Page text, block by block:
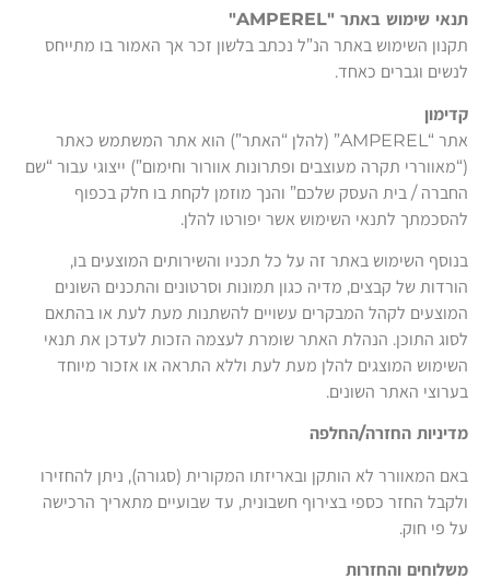
תנאי שימוש באתר "AMPEREL"
תקנון השימוש באתר הנ”ל נכתב בלשון זכר אך האמור בו מתייחס
לנשים וגברים כאחד.
קדימון
אתר “AMPEREL” (להלן “האתר”) הוא אתר המשתמש כאתר
(“מאווררי תקרה מעוצבים ופתרונות אוורור וחימום”) ייצוגי עבור “שם
החברה / בית העסק שלכם” והנך מוזמן לקחת בו חלק בכפוף
להסכמתך לתנאי השימוש אשר יפורטו להלן.
בנוסף השימוש באתר זה על כל תכניו והשירותים המוצעים בו,
הורדות של קבצים, מדיה כגון תמונות וסרטונים והתכנים השונים
המוצעים לקהל המבקרים עשויים להשתנות מעת לעת או בהתאם
לסוג התוכן. הנהלת האתר שומרת לעצמה הזכות לעדכן את תנאי
השימוש המוצגים להלן מעת לעת וללא התראה או אזכור מיוחד
בערוצי האתר השונים.
מדיניות החזרה/החלפה
באם המאוורר לא הותקן ובאריזתו המקורית (סגורה), ניתן להחזירו
ולקבל החזר כספי בצירוף חשבונית, עד שבועיים מתאריך הרכישה
על פי חוק.
משלוחים והחזרות